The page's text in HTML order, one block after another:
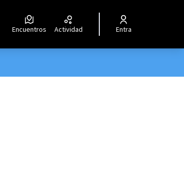
Encuentros Actividad Entra